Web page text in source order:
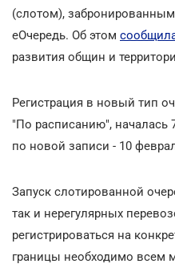
(слотом),
еОчередь. Об этом
развития общин и
Регистрация в новый тип
"По расписанию", началась
по новой записи - 10
Запуск слотированной
так и нерегулярных
регистрироваться на
границы необходимо всем